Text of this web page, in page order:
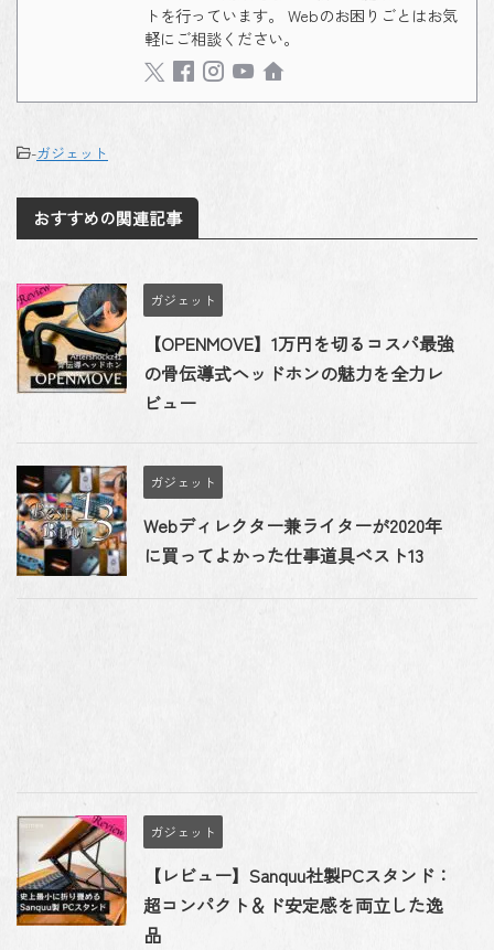
トを行っています。 Webのお困りごとはお気
軽にご相談ください。
-ガジェット
おすすめの関連記事
ガジェット
【OPENMOVE】1万円を切るコスパ最強
の骨伝導式ヘッドホンの魅力を全力レ
ビュー
ガジェット
Webディレクター兼ライターが2020年
に買ってよかった仕事道具ベスト13
ガジェット
【レビュー】Sanquu社製PCスタンド：
超コンパクト＆ド安定感を両立した逸
品